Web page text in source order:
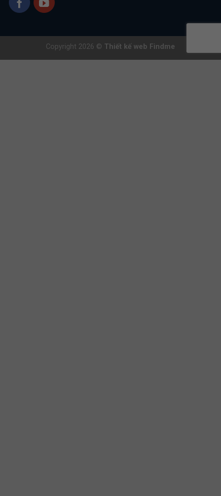
Copyright 2026 © Thiết kế web Findme